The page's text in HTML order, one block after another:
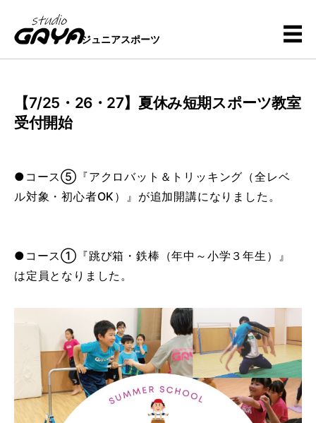
ジュニアスポーツ
【7/25・26・27】夏休み短期スポーツ教室
受付開始
●コース⑤『アクロバット＆トリッキング（全レベ
ル対象・初心者OK）』が追加開講になりました。
●コース①『跳び箱・鉄棒（年中～小学３年生）』
は定員となりました。